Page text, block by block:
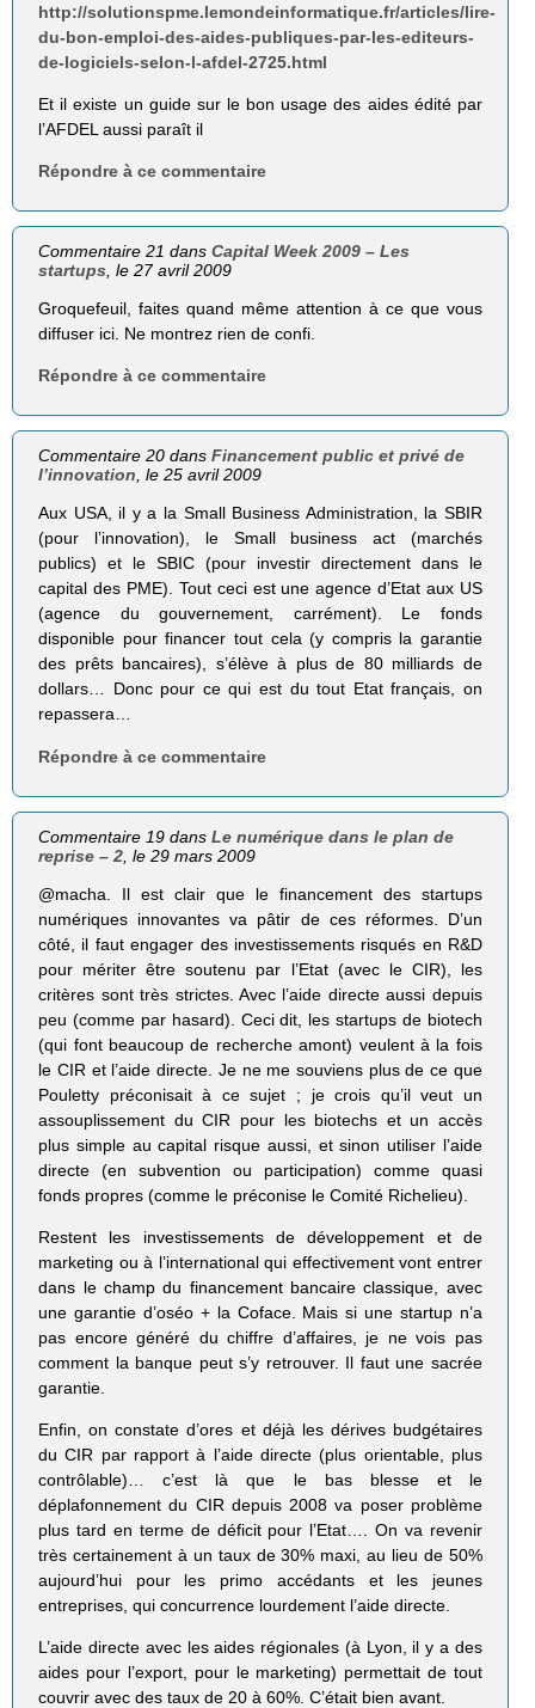
http://solutionspme.lemondeinformatique.fr/articles/lire-
du-bon-emploi-des-aides-publiques-par-les-editeurs-
de-logiciels-selon-l-afdel-2725.html
Et il existe un guide sur le bon usage des aides édité par
l’AFDEL aussi paraît il
Répondre à ce commentaire
Commentaire 21 dansCapital Week 2009 – Les
startups , le 27 avril 2009
Groquefeuil, faites quand même attention à ce que vous
diffuser ici. Ne montrez rien de confi.
Répondre à ce commentaire
Commentaire 20 dansFinancement public et privé de
l’innovation, le 25 avril 2009
Aux USA, il y a la Small Business Administration, la SBIR
(pour l’innovation), le Small business act (marchés
publics) et le SBIC (pour investir directement dans le
capital des PME). Tout ceci est une agence d’Etat aux US
(agence du gouvernement, carrément). Le fonds
disponible pour financer tout cela (y compris la garantie
des prêts bancaires), s’élève à plus de 80 milliards de
dollars… Donc pour ce qui est du tout Etat français, on
repassera…
Répondre à ce commentaire
Commentaire 19 dansLe numérique dans le plan de
reprise – 2 , le 29 mars 2009
@macha. Il est clair que le financement des startups
numériques innovantes va pâtir de ces réformes. D’un
côté, il faut engager des investissements risqués en R&D
pour mériter être soutenu par l’Etat (avec le CIR), les
critères sont très strictes. Avec l’aide directe aussi depuis
peu (comme par hasard). Ceci dit, les startups de biotech
(qui font beaucoup de recherche amont) veulent à la fois
le CIR et l’aide directe. Je ne me souviens plus de ce que
Pouletty préconisait à ce sujet ; je crois qu’il veut un
assouplissement du CIR pour les biotechs et un accès
plus simple au capital risque aussi, et sinon utiliser l’aide
directe (en subvention ou participation) comme quasi
fonds propres (comme le préconise le Comité Richelieu).
Restent les investissements de développement et de
marketing ou à l’international qui effectivement vont entrer
dans le champ du financement bancaire classique, avec
une garantie d’oséo + la Coface. Mais si une startup n’a
pas encore généré du chiffre d’affaires, je ne vois pas
comment la banque peut s’y retrouver. Il faut une sacrée
garantie.
Enfin, on constate d’ores et déjà les dérives budgétaires
du CIR par rapport à l’aide directe (plus orientable, plus
contrôlable)… c’est là que le bas blesse et le
déplafonnement du CIR depuis 2008 va poser problème
plus tard en terme de déficit pour l’Etat…. On va revenir
très certainement à un taux de 30% maxi, au lieu de 50%
aujourd’hui pour les primo accédants et les jeunes
entreprises, qui concurrence lourdement l’aide directe.
L’aide directe avec les aides régionales (à Lyon, il y a des
aides pour l’export, pour le marketing) permettait de tout
couvrir avec des taux de 20 à 60%. C’était bien avant.